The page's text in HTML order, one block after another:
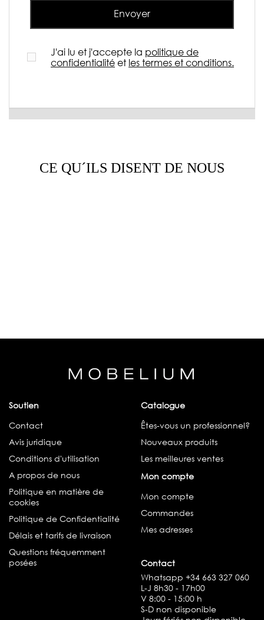
Envoyer
J'ai lu et j'accepte la politique de
confidentialitéet les termes et conditions.
CE QU´ILS DISENT DE NOUS
Soutien
Contact
Avis juridique
Conditions d'utilisation
A propos de nous
Politique en matière de
cookies
Politique de Confidentialité
Délais et tarifs de livraison
Questions fréquemment
posées
Catalogue
Êtes-vous un professionnel?
Nouveaux produits
Les meilleures ventes
Mon compte
Mon compte
Commandes
Mes adresses
Contact
Whatsapp +34 663 327 060
L-J 8h30 - 17h00
V 8:00 - 15:00 h
S-D non disponible